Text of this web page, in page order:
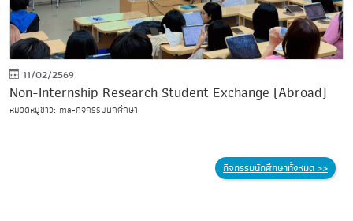
11/02/2569
Non-Internship Research Student Exchange (Abroad)
หมวดหมู่ข่าว: ma-กิจกรรมนักศึกษา
กิจกรรมนักศึกษาทั้งหมด >>